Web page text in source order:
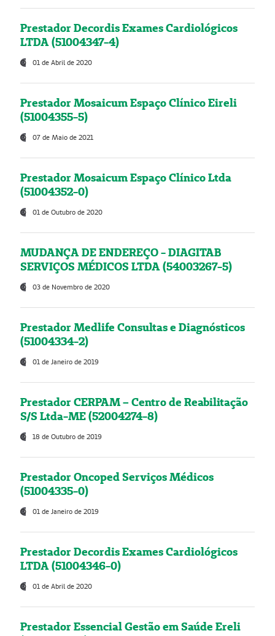
Prestador Decordis Exames Cardiológicos
LTDA (51004347-4)
01 de Abril de 2020
Prestador Mosaicum Espaço Clínico Eireli
(51004355-5)
07 de Maio de 2021
Prestador Mosaicum Espaço Clínico Ltda
(51004352-0)
01 de Outubro de 2020
MUDANÇA DE ENDEREÇO - DIAGITAB
SERVIÇOS MÉDICOS LTDA (54003267-5)
03 de Novembro de 2020
Prestador Medlife Consultas e Diagnósticos
(51004334-2)
01 de Janeiro de 2019
Prestador CERPAM – Centro de Reabilitação
S/S Ltda-ME (52004274-8)
18 de Outubro de 2019
Prestador Oncoped Serviços Médicos
(51004335-0)
01 de Janeiro de 2019
Prestador Decordis Exames Cardiológicos
LTDA (51004346-0)
01 de Abril de 2020
Prestador Essencial Gestão em Saúde Ereli